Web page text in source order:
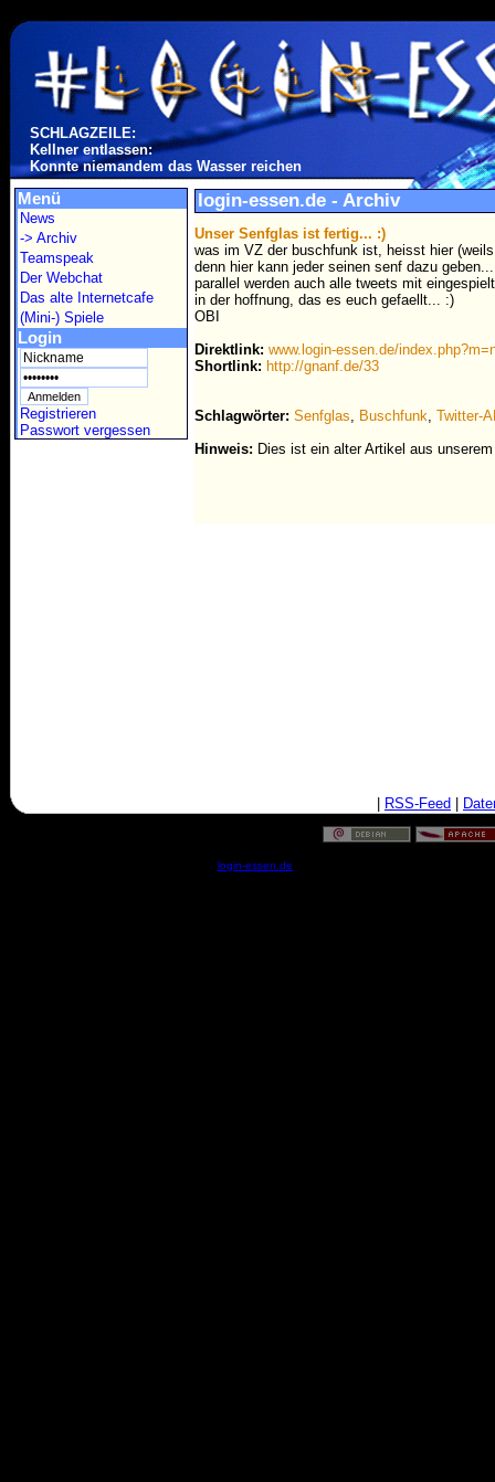
SCHLAGZEILE:
Kellner entlassen:
Konnte niemandem das Wasser reichen
Menü
News
-> Archiv
Teamspeak
Der Webchat
Das alte Internetcafe
(Mini-) Spiele
Login
Registrieren
Passwort vergessen
login-essen.de - Archiv
Unser Senfglas ist fertig... :)
was im VZ der buschfunk ist, heisst hier
denn hier kann jeder seinen senf dazu geben...
parallel werden auch alle tweets mit
in der hoffnung, das es euch gefaellt... :)
OBI
Direktlink: www.login-essen.de/
Shortlink: http://gnanf.de/33
Schlagwörter: Senfglas, Buschfunk, Twitter-
Hinweis: Dies ist ein alter Artikel aus unserem
RSS-Feed
login-essen.de